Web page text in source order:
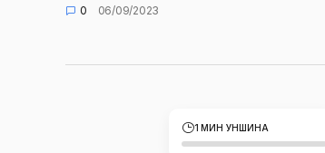
0
06/09/2023
1 МИН УНШИНА